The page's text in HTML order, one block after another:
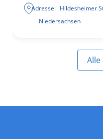
Adresse: Hildesheimer
Niedersachsen
Alle